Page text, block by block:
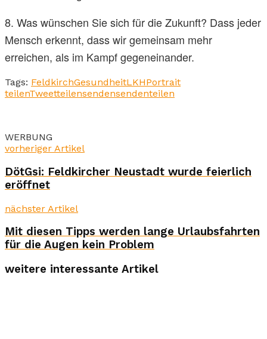
8. Was wünschen Sie sich für die Zukunft? Dass jeder
Mensch erkennt, dass wir gemeinsam mehr
erreichen, als im Kampf gegeneinander.
Tags: FeldkirchGesundheitLKHPortrait
teilenTweetteilensendensendenteilen
WERBUNG
vorheriger Artikel
DötGsi: Feldkircher Neustadt wurde feierlich
eröffnet
nächster Artikel
Mit diesen Tipps werden lange Urlaubsfahrten
für die Augen kein Problem
weitere interessante Artikel